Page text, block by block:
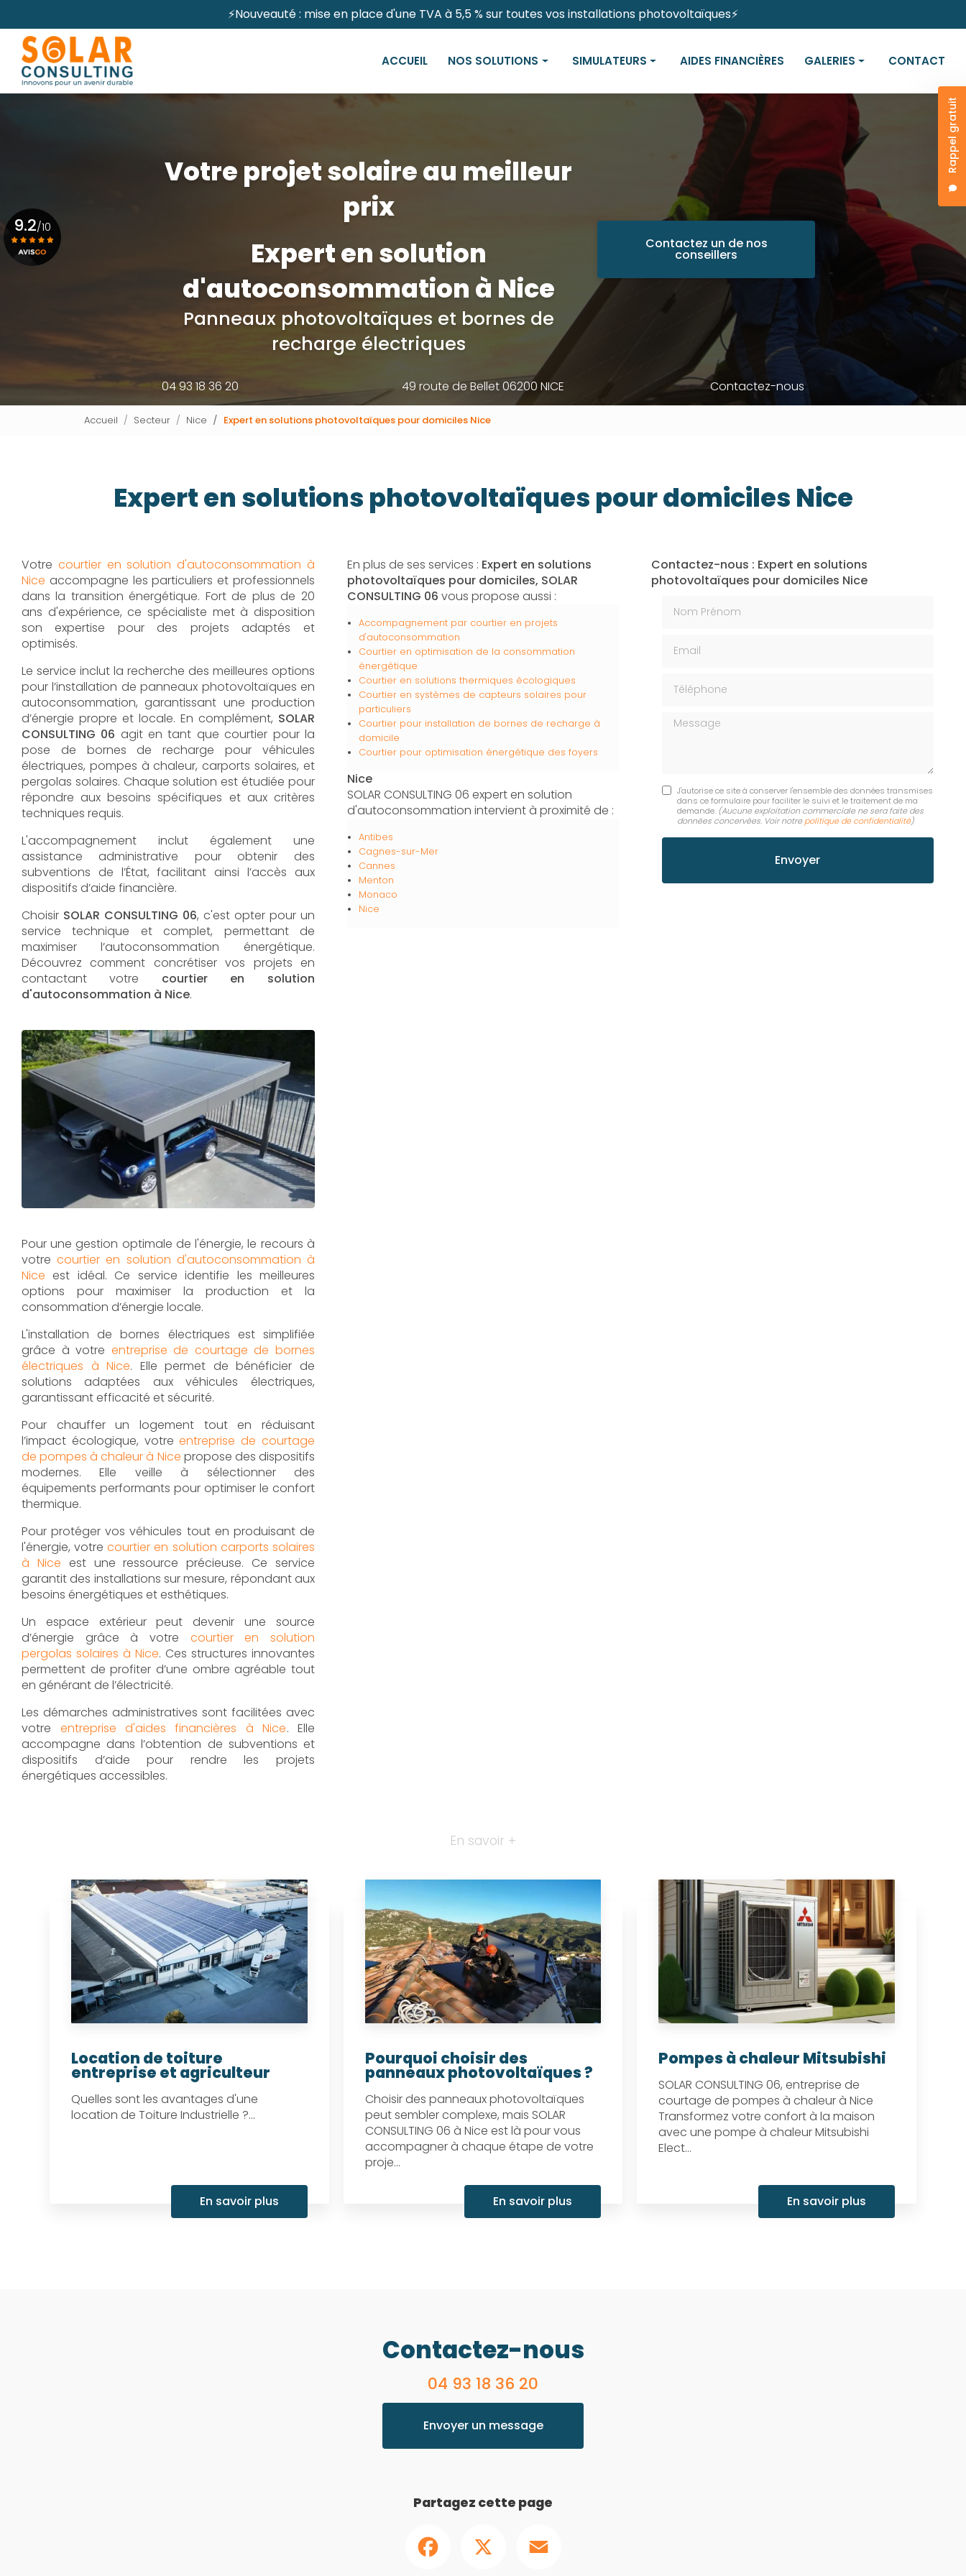
contenu
principal
⚡Nouveauté : mise en place d'une TVA à 5,5 % sur toutes vos installations photovoltaïques⚡
Rappel gratuit
ACCUEIL NOS SOLUTIONS
Carports solaires
Pergolas solaires
SIMULATEURS
Panneaux Photovoltaïques
AIDES FINANCIÈRES GALERIES
Panneaux solaires
Bornes de recharges électriques
CONTACT
Votre projet solaire au meilleur
prix
Expert en solution
d'autoconsommation à Nice
Panneaux photovoltaïques et bornes de
recharge électriques
Contactez un de nos
conseillers
04 93 18 36 20 49 route de Bellet 06200 NICE Contactez-nous
9.2/10
Accueil Secteur Nice Expert en solutions photovoltaïques pour domiciles Nice
Expert en solutions photovoltaïques pour domiciles Nice
Votre courtier en solution d'autoconsommation à
Nice accompagne les particuliers et professionnels
dans la transition énergétique. Fort de plus de 20
ans d'expérience, ce spécialiste met à disposition
son expertise pour des projets adaptés et
optimisés.
Le service inclut la recherche des meilleures options
pour l’installation de panneaux photovoltaïques en
autoconsommation, garantissant une production
d’énergie propre et locale. En complément, SOLAR
CONSULTING 06 agit en tant que courtier pour la
pose de bornes de recharge pour véhicules
électriques, pompes à chaleur, carports solaires, et
pergolas solaires. Chaque solution est étudiée pour
répondre aux besoins spécifiques et aux critères
techniques requis.
L'accompagnement inclut également une
assistance administrative pour obtenir des
subventions de l’État, facilitant ainsi l’accès aux
dispositifs d’aide financière.
Choisir SOLAR CONSULTING 06, c'est opter pour un
service technique et complet, permettant de
maximiser l’autoconsommation énergétique.
Découvrez comment concrétiser vos projets en
contactant votre courtier en solution
d'autoconsommation à Nice.
Pour une gestion optimale de l'énergie, le recours à
votrecourtier en solution d'autoconsommation à
Nice est idéal. Ce service identifie les meilleures
options pour maximiser la production et la
consommation d’énergie locale.
L'installation de bornes électriques est simplifiée
grâce à votre entreprise de courtage de bornes
électriques à Nice. Elle permet de bénéficier de
solutions adaptées aux véhicules électriques,
garantissant efficacité et sécurité.
Pour chauffer un logement tout en réduisant
l’impact écologique, votreentreprise de courtage
de pompes à chaleur à Nice propose des dispositifs
modernes. Elle veille à sélectionner des
équipements performants pour optimiser le confort
thermique.
Pour protéger vos véhicules tout en produisant de
l'énergie, votrecourtier en solution carports solaires
à Nice est une ressource précieuse. Ce service
garantit des installations sur mesure, répondant aux
besoins énergétiques et esthétiques.
Un espace extérieur peut devenir une source
d’énergie grâce à votre courtier en solution
pergolas solaires à Nice. Ces structures innovantes
permettent de profiter d’une ombre agréable tout
en générant de l’électricité.
Les démarches administratives sont facilitées avec
votre entreprise d'aides financières à Nice. Elle
accompagne dans l’obtention de subventions et
dispositifs d’aide pour rendre les projets
énergétiques accessibles.
En plus de ses services : Expert en solutions
photovoltaïques pour domiciles, SOLAR
CONSULTING 06 vous propose aussi :
Accompagnement par courtier en projets
d'autoconsommation
Courtier en optimisation de la consommation
énergétique
Courtier en solutions thermiques écologiques
Courtier en systèmes de capteurs solaires pour
particuliers
Courtier pour installation de bornes de recharge à
domicile
Courtier pour optimisation énergétique des foyers
Nice
SOLAR CONSULTING 06 expert en solution
d'autoconsommation intervient à proximité de :
Antibes
Cagnes-sur-Mer
Cannes
Menton
Monaco
Nice
Contactez-nous : Expert en solutions
photovoltaïques pour domiciles Nice
Message
J'autorise ce site à conserver l'ensemble des données transmises
dans ce formulaire pour faciliter le suivi et le traitement de ma
demande. (Aucune exploitation commerciale ne sera faite des
données concervées. Voir notre politique de confidentialité)
En savoir +
Location de toiture
entreprise et agriculteur
Quelles sont les avantages d'une
location de Toiture Industrielle ?...
En savoir plus
Pourquoi choisir des
panneaux photovoltaïques ?
Choisir des panneaux photovoltaïques
peut sembler complexe, mais SOLAR
CONSULTING 06 à Nice est là pour vous
accompagner à chaque étape de votre
proje...
En savoir plus
Pompes à chaleur Mitsubishi
SOLAR CONSULTING 06, entreprise de
courtage de pompes à chaleur à Nice
Transformez votre confort à la maison
avec une pompe à chaleur Mitsubishi
Elect...
En savoir plus
Contactez-nous
04 93 18 36 20
Envoyer un message
Partagez cette page